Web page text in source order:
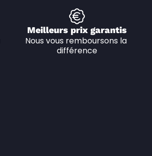
Meilleurs prix garantis
Nous vous remboursons la
différence